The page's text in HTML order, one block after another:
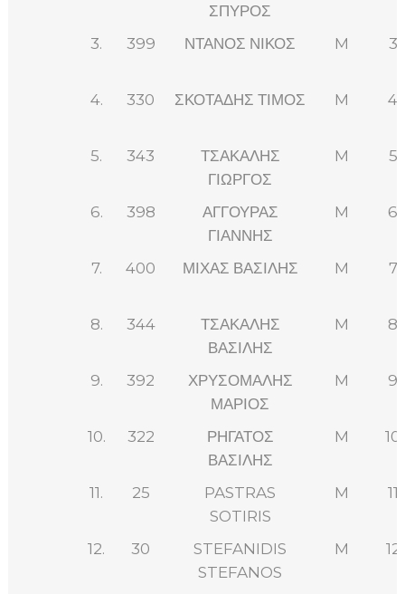
ΣΠΥΡΟΣ
3. 399 ΝΤΑΝΟΣ ΝΙΚΟΣ M 3
4. 330 ΣΚΟΤΑΔΗΣ ΤΙΜΟΣ M 4
5. 343
ΤΣΑΚΑΛΗΣ
ΓΙΩΡΓΟΣ
M 5
6. 398
ΑΓΓΟΥΡΑΣ
ΓΙΑΝΝΗΣ
M 6
7. 400 ΜΙΧΑΣ ΒΑΣΙΛΗΣ M 7
8. 344
ΤΣΑΚΑΛΗΣ
ΒΑΣΙΛΗΣ
M 8
9. 392
ΧΡΥΣΟΜΑΛΗΣ
ΜΑΡΙΟΣ
M 9
10. 322
ΡΗΓΑΤΟΣ
ΒΑΣΙΛΗΣ
M 10
11. 25
PASTRAS
SOTIRIS
M 11
12. 30
STEFANIDIS
STEFANOS
M 12